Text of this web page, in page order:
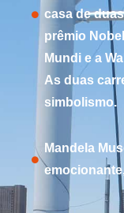
casa de
prêmio
Mundi e a
As duas
simbolismo.
Mandela